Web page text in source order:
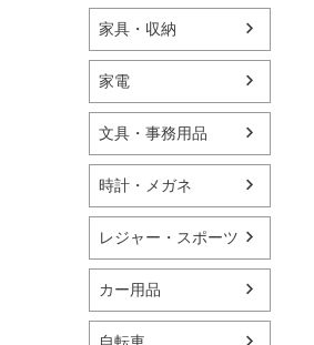
家具・収納
家電
文具・事務用品
時計・メガネ
レジャー・スポーツ
カー用品